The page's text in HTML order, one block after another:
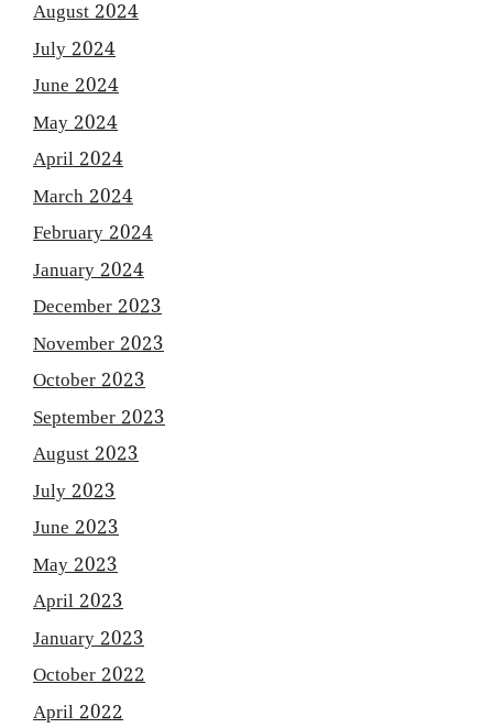
August 2024
July 2024
June 2024
May 2024
April 2024
March 2024
February 2024
January 2024
December 2023
November 2023
October 2023
September 2023
August 2023
July 2023
June 2023
May 2023
April 2023
January 2023
October 2022
April 2022